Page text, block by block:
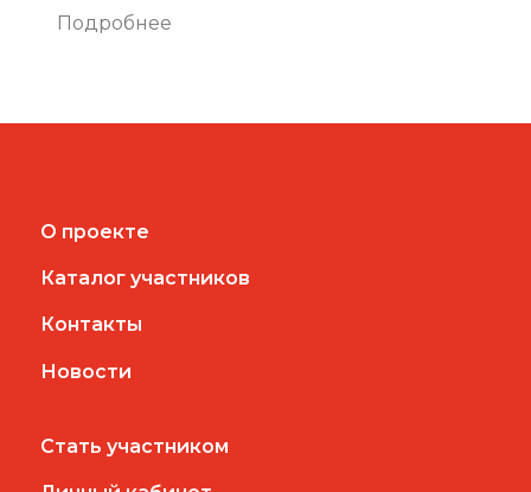
Подробнее
О проекте
Каталог участников
Контакты
Новости
Стать участником